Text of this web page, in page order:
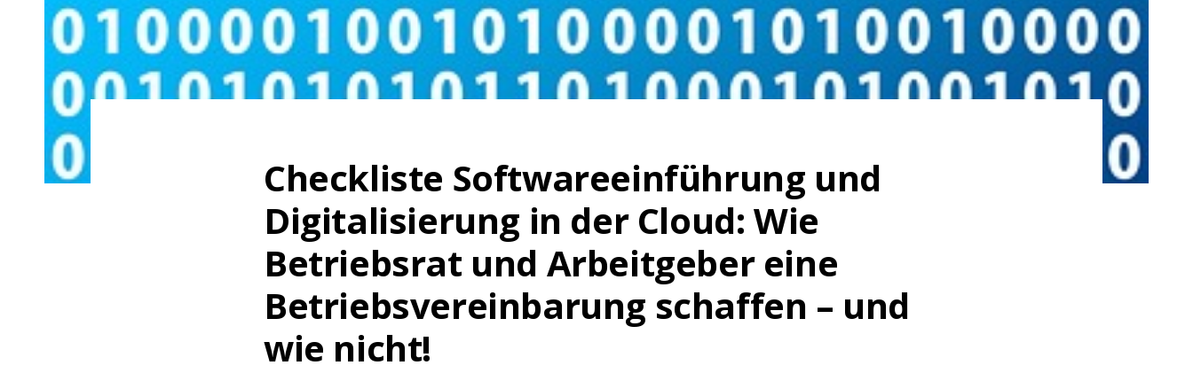
Checkliste Softwareeinführung und
Digitalisierung in der Cloud: Wie
Betriebsrat und Arbeitgeber eine
Betriebsvereinbarung schaffen – und
wie nicht!